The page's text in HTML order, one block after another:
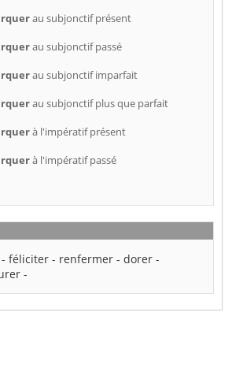
au subjonctif présent
au subjonctif passé
au subjonctif imparfait
au subjonctif plus que parfait
à l'impératif présent
à l'impératif passé
-féliciter - renfermer -dorer -
-